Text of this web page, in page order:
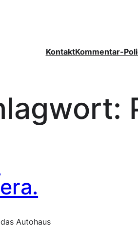
KontaktKommentar-
Autohaus